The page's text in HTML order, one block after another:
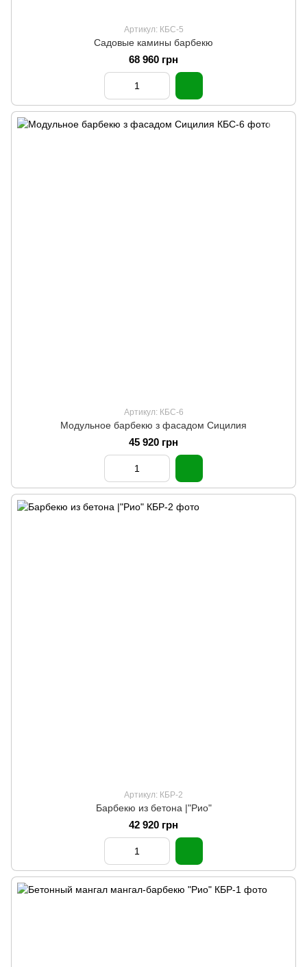
Артикул: КБС-5
Садовые камины барбекю
68 960 грн
Артикул: КБС-6
Модульное барбекю з фасадом Сицилия
45 920 грн
Артикул: КБР-2
Барбекю из бетона |"Рио"
42 920 грн